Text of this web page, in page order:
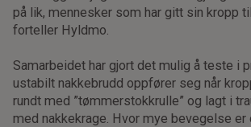
på lik, mennesker som har gitt sin kropp
forteller Hyldmo.
Samarbeidet har gjort det mulig å teste i
ustabilt nakkebrudd oppfører seg når
rundt med ”tømmerstokkrulle” og lagt i
med nakkekrage. Hvor mye bevegelse er